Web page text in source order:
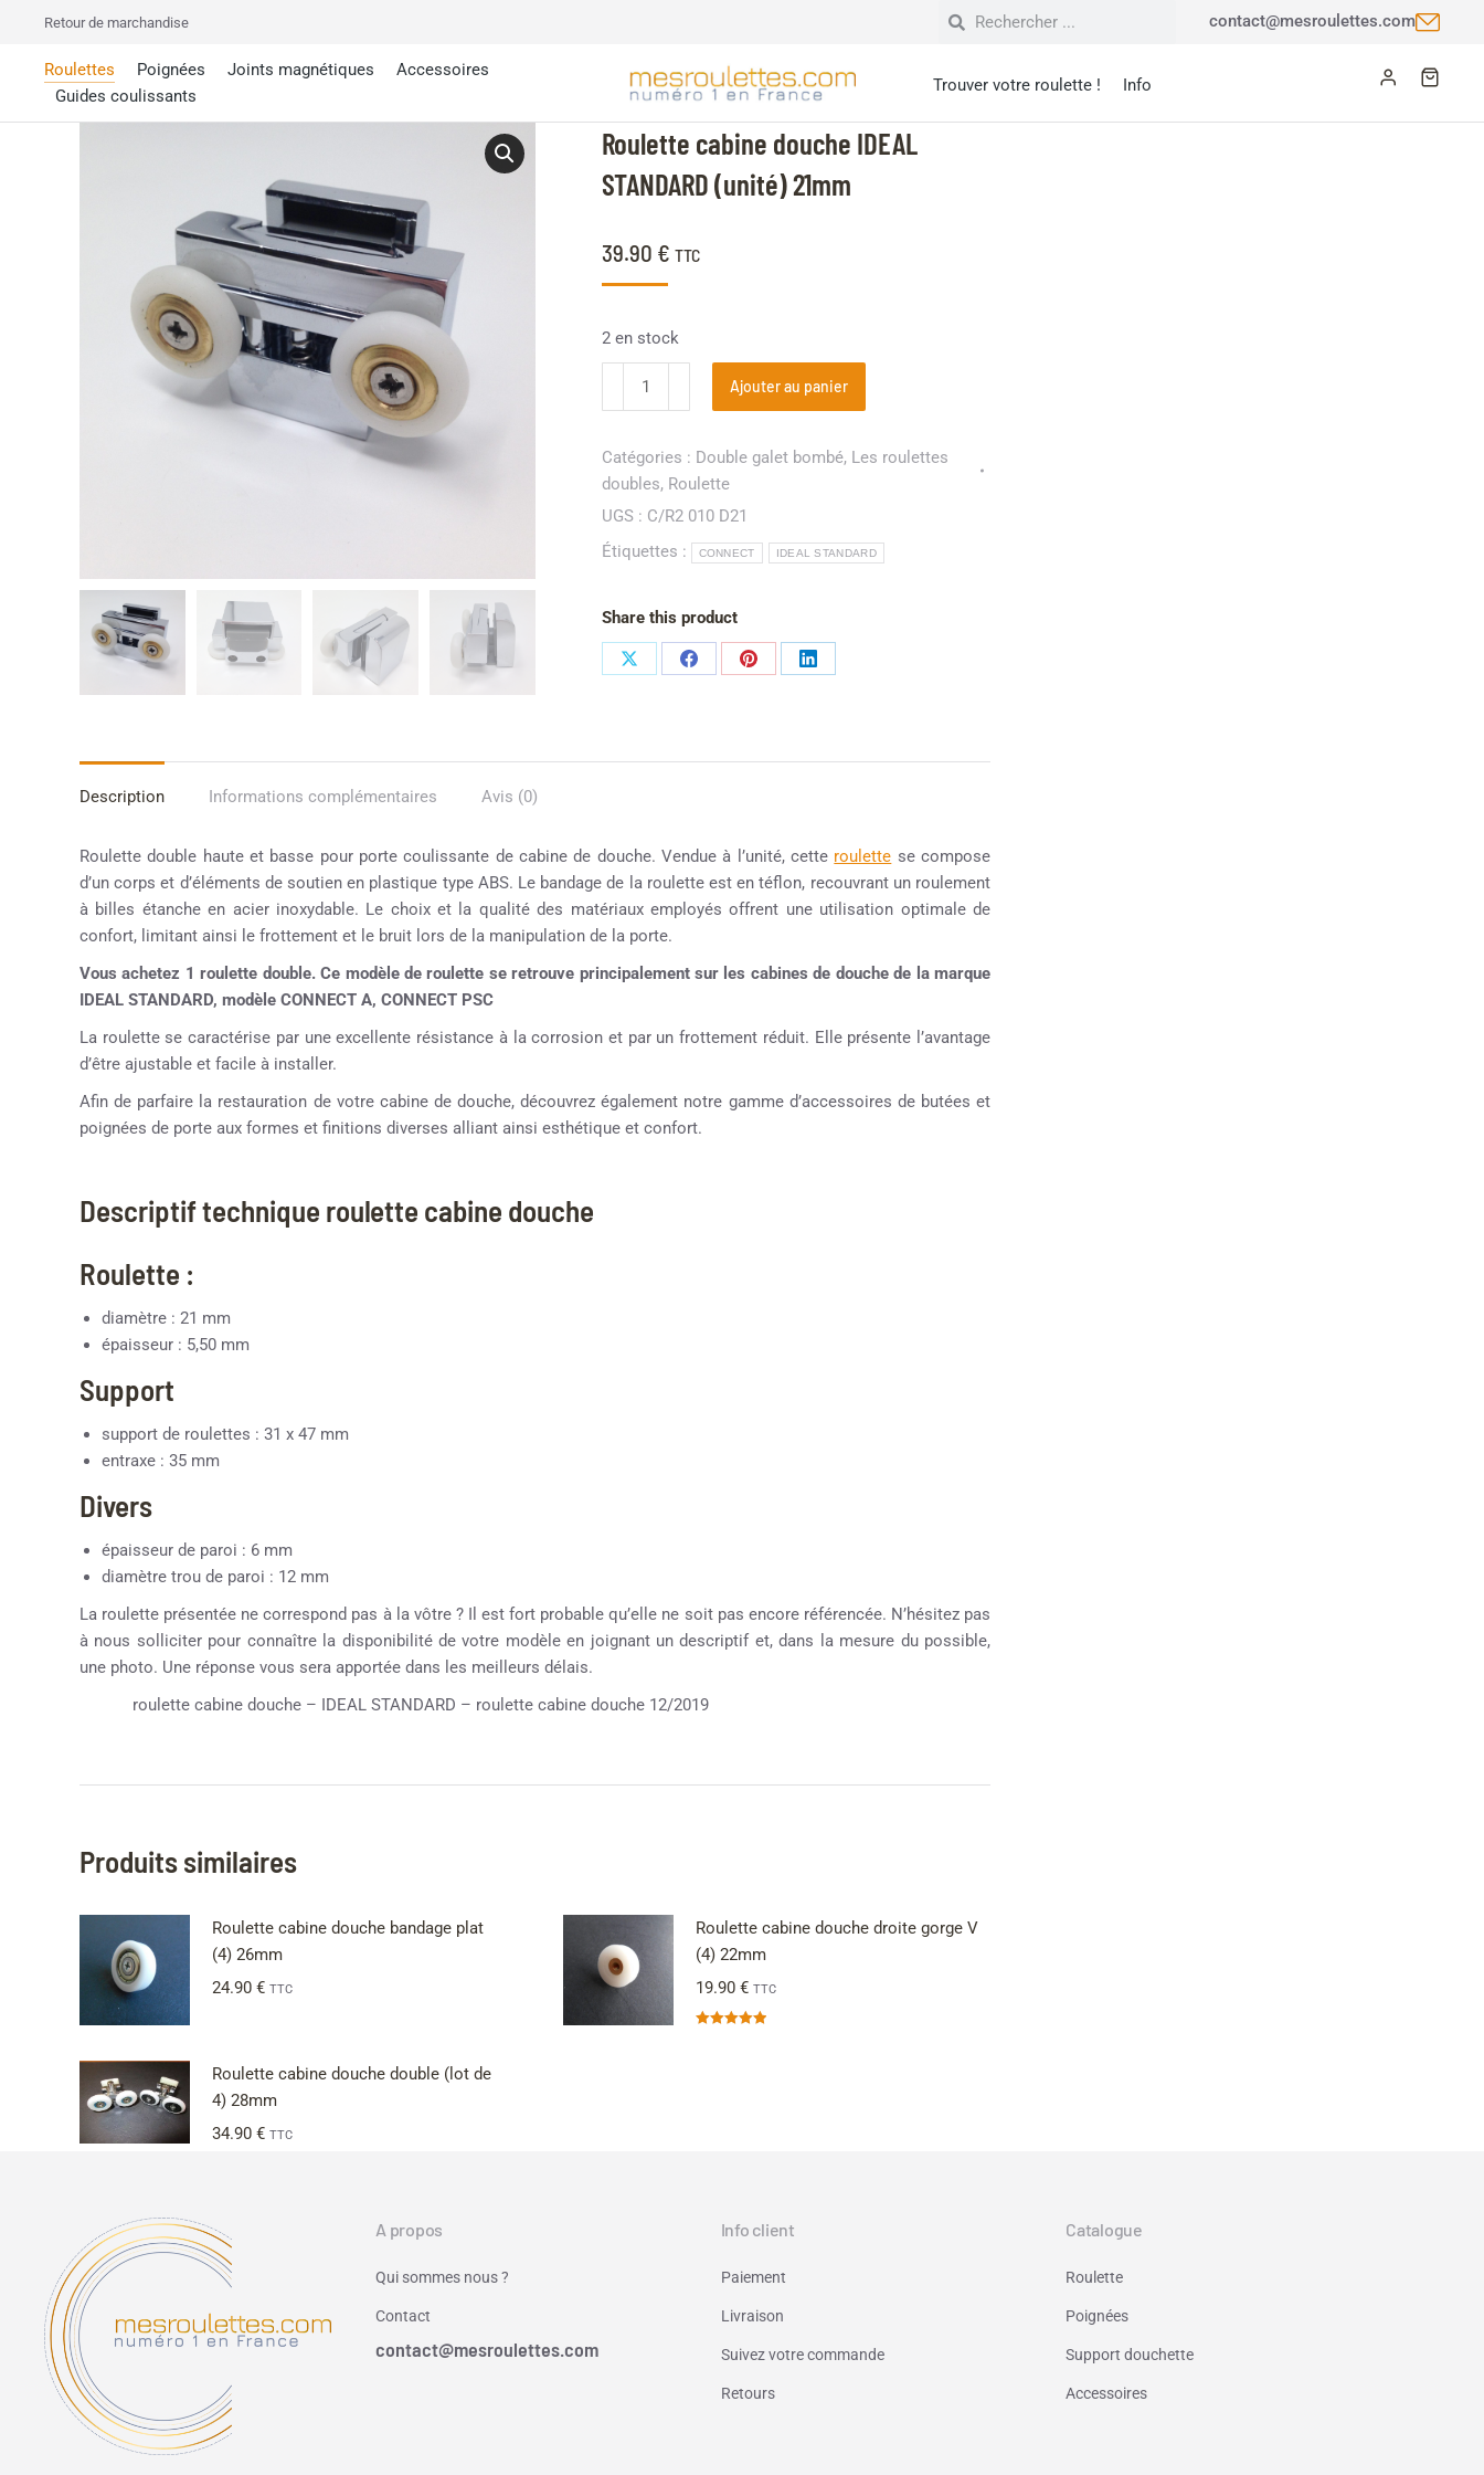
Retour de marchandise contact@mesroulettes.com
Roulettes Poignées Joints magnétiques
Accessoires
Guides coulissants
Trouver votre roulette ! Info
Roulette cabine douche IDEAL
STANDARD (unité) 21mm
39.90 € TTC
2 en stock
Ajouter au panier
Catégories : Double galet bombé, Les roulettes
doubles, Roulette
UGS : C/R2 010 D21
Étiquettes :
CONNECT IDEAL STANDARD
Share this product
Description Informations complémentaires Avis (0)
Roulette double haute et basse pour porte coulissante de cabine de douche. Vendue à l’unité, cette roulette se compose
d’un corps et d’éléments de soutien en plastique type ABS. Le bandage de la roulette est en téflon, recouvrant un roulement
à billes étanche en acier inoxydable. Le choix et la qualité des matériaux employés offrent une utilisation optimale de
confort, limitant ainsi le frottement et le bruit lors de la manipulation de la porte.
Vous achetez 1 roulette double. Ce modèle de roulette se retrouve principalement sur les cabines de douche de la marque
IDEAL STANDARD, modèle CONNECT A, CONNECT PSC
La roulette se caractérise par une excellente résistance à la corrosion et par un frottement réduit. Elle présente l’avantage
d’être ajustable et facile à installer.
Afin de parfaire la restauration de votre cabine de douche, découvrez également notre gamme d’accessoires de butées et
poignées de porte aux formes et finitions diverses alliant ainsi esthétique et confort.
Descriptif technique roulette cabine douche
Roulette :
diamètre : 21 mm
épaisseur : 5,50 mm
Support
support de roulettes : 31 x 47 mm
entraxe : 35 mm
Divers
épaisseur de paroi : 6 mm
diamètre trou de paroi : 12 mm
La roulette présentée ne correspond pas à la vôtre ? Il est fort probable qu’elle ne soit pas encore référencée. N’hésitez pas
à nous solliciter pour connaître la disponibilité de votre modèle en joignant un descriptif et, dans la mesure du possible,
une photo. Une réponse vous sera apportée dans les meilleurs délais.
roulette cabine douche – IDEAL STANDARD – roulette cabine douche 12/2019
Produits similaires
Roulette cabine douche bandage plat
(4) 26mm
24.90 € TTC
Roulette cabine douche droite gorge V
(4) 22mm
19.90 € TTC
Roulette cabine douche double (lot de
4) 28mm
34.90 € TTC
A propos
Qui sommes nous ?
Contact
contact@mesroulettes.com
Info client
Paiement
Livraison
Suivez votre commande
Retours
Catalogue
Roulette
Poignées
Support douchette
Accessoires